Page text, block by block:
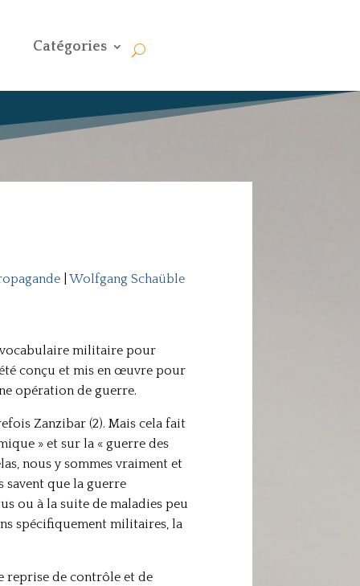
Catégories
| Wolfgang Schaüble
vocabulaire militaire pour
conçu et mis en œuvre pour
opération de guerre.
Zanzibar (2). Mais cela fait
» et sur la « guerre des
nous y sommes vraiment et
savent que la guerre
ou à la suite de maladies peu
spécifiquement militaires, la
reprise de contrôle et de